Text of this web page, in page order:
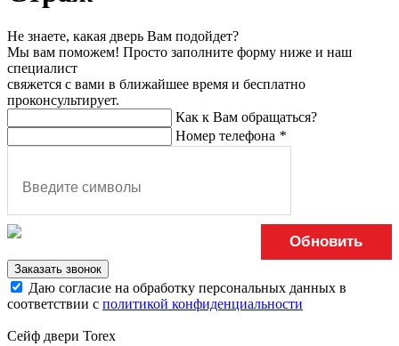
Не знаете, какая дверь Вам подойдет?
Мы вам поможем! Просто заполните форму ниже и наш
специалист
свяжется с вами в ближайшее время и бесплатно
проконсультирует.
Как к Вам обращаться?
Номер телефона *
Обновить
Заказать звонок
Даю согласие на обработку персональных данных в
соответствии с политикой конфиденциальности
Сейф двери Torex